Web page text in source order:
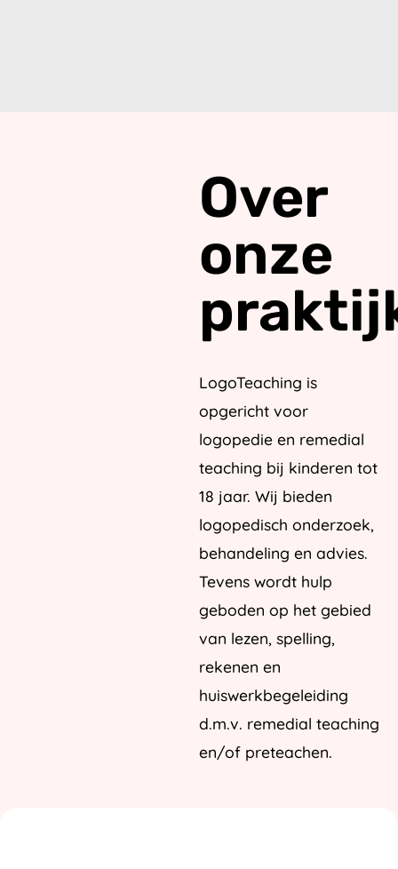
Over
onze
LogoTeaching is
opgericht voor
logopedie en remedial
teaching bij kinderen tot
18 jaar. Wij bieden
logopedisch onderzoek,
behandeling en advies.
Tevens wordt hulp
geboden op het gebied
van lezen, spelling,
rekenen en
huiswerkbegeleiding
d.m.v. remedial teaching
en/of preteachen.